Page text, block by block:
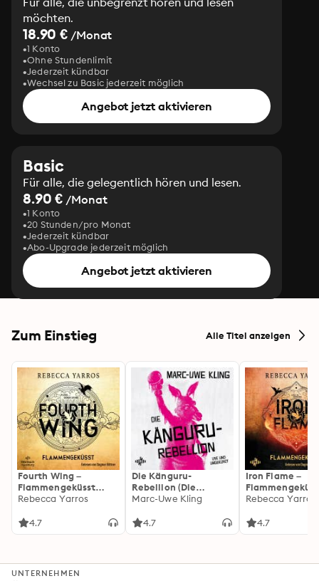
möchten.
18.90 € /Monat
1 Konto
Ohne Stundenlimit
Jederzeit kündbar
Wechsel zu Basic jederzeit möglich
Angebot jetzt aktivieren
Basic
Für alle, die gelegentlich hören und lesen.
8.90 € /Monat
1 Konto
20 Stunden/pro Monat
Jederzeit kündbar
Abo-Upgrade jederzeit möglich
Angebot jetzt aktivieren
Zum Einstieg Alle Titel anzeigen
Fourth Wing –
Flammengeküsst
(Flammengeküsst-
Rebecca Yarros
4.7
Die Känguru-
Rebellion (Die
Känguru-Werke 5)
Marc-Uwe Kling
4.7
Iron Flame –
heißersehnte
Rebecca Yarros
4.7
UNTERNEHMEN